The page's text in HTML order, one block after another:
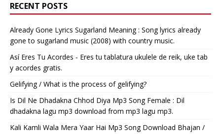
RECENT POSTS
Already Gone Lyrics Sugarland Meaning : Song lyrics already
gone to sugarland music (2008) with country music.
Así Eres Tu Acordes - Eres tu tablatura ukulele de reik, uke tab
y acordes gratis.
Gelifying / What is the process of gelifying?
Is Dil Ne Dhadakna Chhod Diya Mp3 Song Female : Dil
dhadakna lagu mp3 download from mp3 lagu mp3.
Kali Kamli Wala Mera Yaar Hai Mp3 Song Download Bhajan /